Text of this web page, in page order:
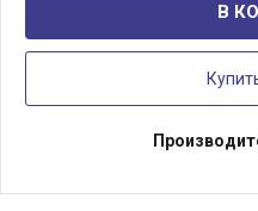
В